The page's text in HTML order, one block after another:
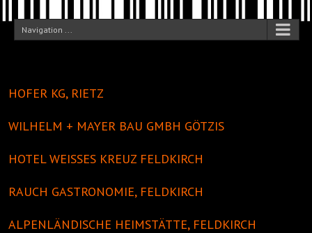
Navigation ...
HOFER KG, RIETZ
WILHELM + MAYER BAU GMBH GÖTZIS
HOTEL WEISSES KREUZ FELDKIRCH
RAUCH GASTRONOMIE, FELDKIRCH
ALPENLÄNDISCHE HEIMSTÄTTE, FELDKIRCH